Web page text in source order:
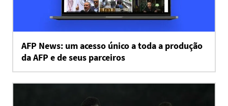
AFP News: um acesso único a toda a produção
da AFP e de seus parceiros